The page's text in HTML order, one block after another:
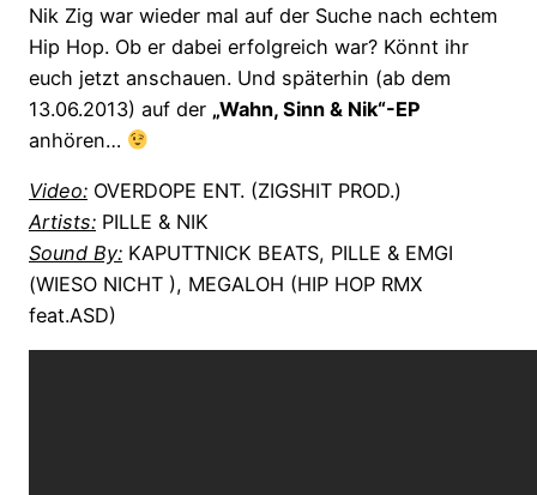
Nik Zig war wieder mal auf der Suche nach echtem
Hip Hop. Ob er dabei erfolgreich war? Könnt ihr
euch jetzt anschauen. Und späterhin (ab dem
13.06.2013) auf der „Wahn, Sinn & Nik“-EP
anhören…
Video: OVERDOPE ENT. (ZIGSHIT PROD.)
Artists: PILLE & NIK
Sound By: KAPUTTNICK BEATS, PILLE & EMGI
(WIESO NICHT ), MEGALOH (HIP HOP RMX
feat.ASD)